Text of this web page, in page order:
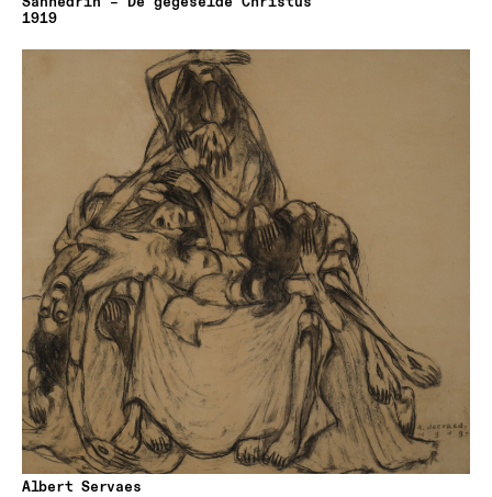
1919
Albert Servaes